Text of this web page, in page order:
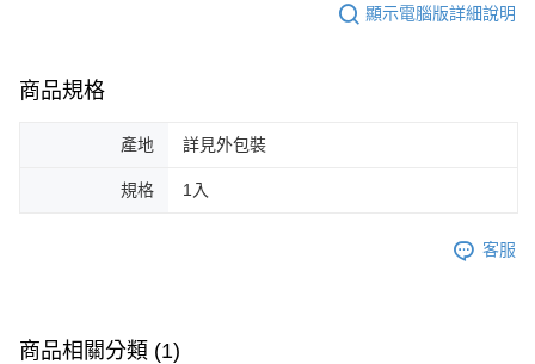
顯示電腦版詳細說明
商品規格
產地 詳見外包裝
規格 1入
客服
商品相關分類 (1)